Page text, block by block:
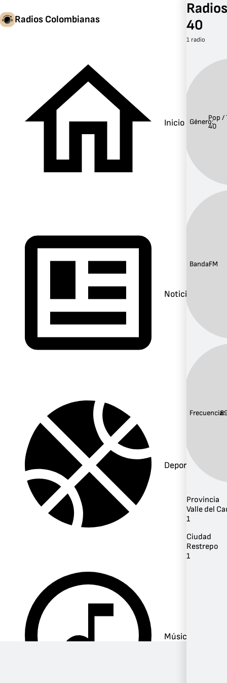
Radios Colombianas
Inicio
Noticias
Deportes
Música
40
1 radio
Género:Pop /
40
Banda:FM
Frecuencia:
Provincia
Valle del
1
Ciudad
Restrepo
1